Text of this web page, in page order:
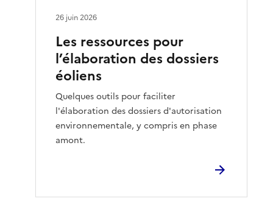
Les ressources pour
l’élaboration des dossiers
éoliens
Quelques outils pour faciliter
l'élaboration des dossiers d'autorisation
environnementale, y compris en phase
amont.
26 juin 2026